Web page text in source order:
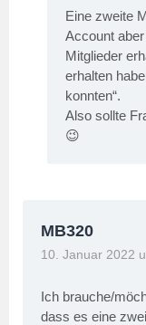
Eine zweite
Account
Mitglieder
erhalten
konnten“.
Also sollte
😉
MB320
10. Januar 2022
Ich brauche/
dass es eine